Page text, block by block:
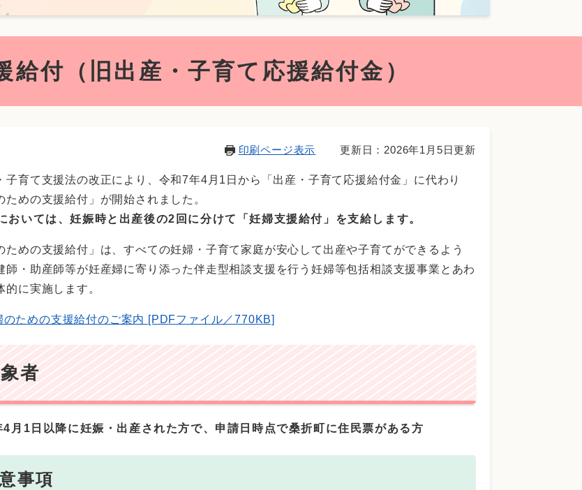
給付（旧出産・子育て応援給付金）
印刷ページ表示 更新日：2026年1月5日更新
子育て支援法の改正により、令和7年4月1日から「出産・子育て応援給付金」に代わり
ための支援給付」が開始されました。
おいては、妊娠時と出産後の2回に分けて「妊婦支援給付」を支給します。
ための支援給付」は、すべての妊婦・子育て家庭が安心して出産や子育てができるよう
師・助産師等が妊産婦に寄り添った伴走型相談支援を行う妊婦等包括相談支援事業とあわ
的に実施します。
のための支援給付のご案内 [PDFファイル／770KB]
者
4月1日以降に妊娠・出産された方で、申請日時点で桑折町に住民票がある方
事項